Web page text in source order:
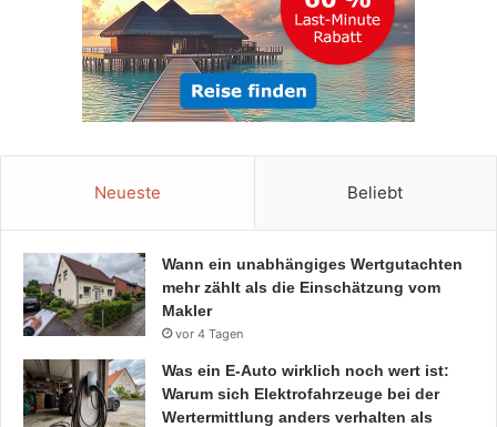
Neueste Beliebt
Wann ein unabhängiges Wertgutachten
mehr zählt als die Einschätzung vom
Makler
vor 4 Tagen
Was ein E-Auto wirklich noch wert ist:
Warum sich Elektrofahrzeuge bei der
Wertermittlung anders verhalten als